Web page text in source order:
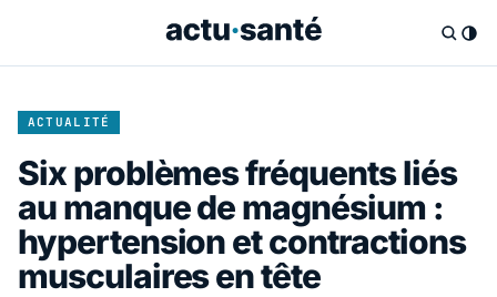
ACTUALITÉ
Six problèmes fréquents liés
au manque de magnésium :
hypertension et contractions
musculaires en tête